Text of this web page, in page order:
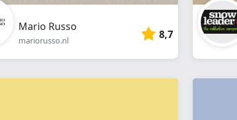
Mario Russo
mariorusso.nl 8,7